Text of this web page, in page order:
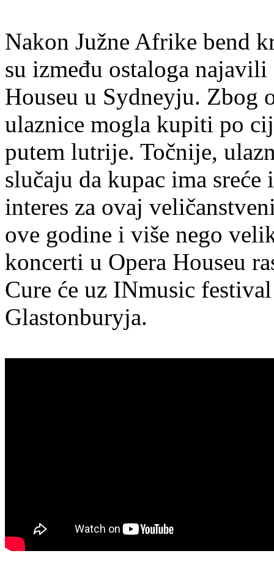
Nakon Južne Afrike bend
su između ostaloga
Houseu u Sydneyju. Zbog
ulaznice mogla kupiti po
putem lutrije. Točnije,
slučaju da kupac ima
interes za ovaj
ove godine i više nego
koncerti u Opera Houseu
Cure će uz INmusic
Glastonburyja.